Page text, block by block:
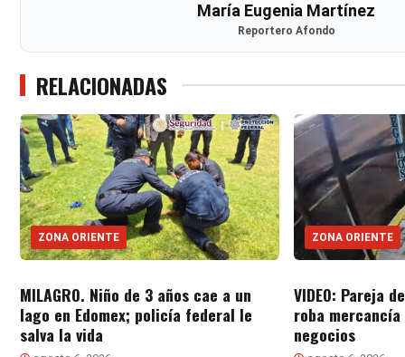
María Eugenia Martínez
Reportero Afondo
RELACIONADAS
ZONA ORIENTE
MILAGRO. Niño de 3 años cae a un
lago en Edomex; policía federal le
salva la vida
ZONA ORIENTE
VIDEO: Pareja
roba mercancía
negocios